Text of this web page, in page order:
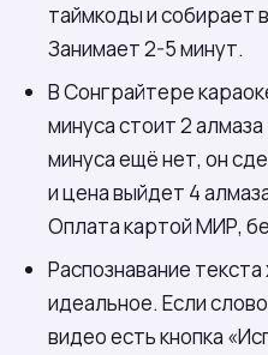
таймкоды и собирает
Занимает 2-5 минут.
В Сонграйтере
минуса стоит 2
минуса ещё нет, он
и цена выйдет 4
Оплата картой МИР,
Распознавание
идеальное. Если
видео есть кнопка